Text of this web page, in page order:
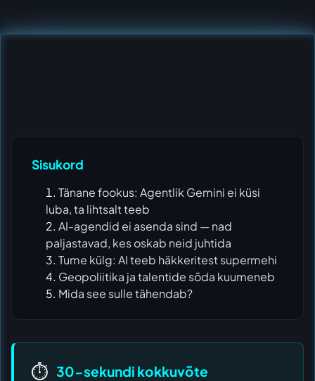
Sisukord
Tänane fookus: Agentlik Gemini ei küsi
luba, ta lihtsalt teeb
AI-agendid ei asenda sind — nad
paljastavad, kes oskab neid juhtida
Tume külg: AI teeb häkkeritest supermehi
Geopoliitika ja talentide sõda kuumeneb
Mida see sulle tähendab?
⏱️ 30-sekundi kokkuvõte